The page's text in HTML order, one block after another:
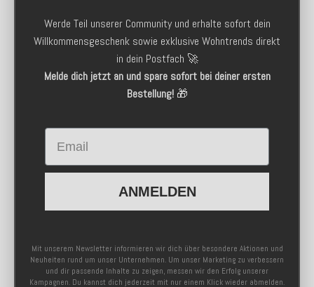
Werde Teil unserer Community und erhalte sofort dein
Willkommensgeschenk sowie exklusive Wohntrends direkt
in dein Postfach 🚀
Melde dich jetzt an und spare sofort bei deiner ersten
Bestellung!🎁
Email
ANMELDEN
Mit unserem Newsletter informieren wir dich über besondere Aktionen und
Neuheiten rund um unser Unternehmen. Um unser Marketing zu verbessern
und dir passende Inhalte zu zeigen, messen wir den Erfolg unserer
Kampagnen. Du kannst dich jederzeit mit nur einem Klick wieder abmelden.